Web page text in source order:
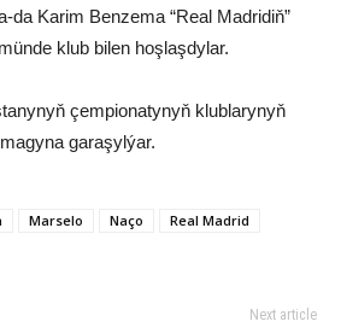
da Karim Benzema “Real Madridiň”
klub bilen hoşlaşdylar.
çempionatynyň klublarynyň
garaşylýar.
Marselo Naço
Real Madrid
Next article